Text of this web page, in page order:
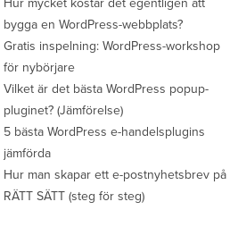
bygga en WordPress-webbplats?
Gratis inspelning: WordPress-workshop
för nybörjare
Vilket är det bästa WordPress popup-
pluginet? (Jämförelse)
5 bästa WordPress e-handelsplugins
jämförda
Hur man skapar ett e-postnyhetsbrev på
RÄTT SÄTT (steg för steg)